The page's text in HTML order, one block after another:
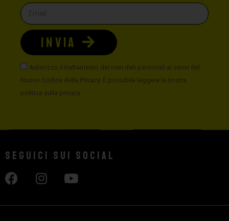
Autorizzo il trattamento dei miei dati personali ai sensi del
Nuovo Codice della Privacy. È possibile leggere la nostra
politica sulla privacy
INVIA
Seguici sui social